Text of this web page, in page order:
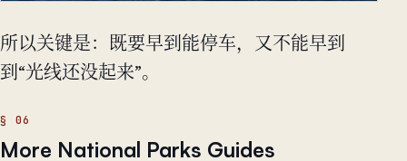
所以关键是：既要早到能停车，又不能早到
到“光线还没起来”。
More National Parks Guides